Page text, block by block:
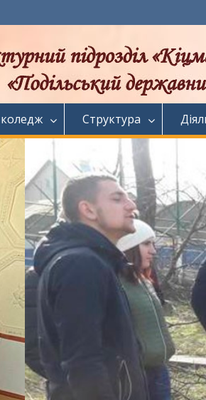
Структура